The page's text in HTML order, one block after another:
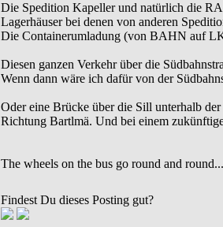
Die Spedition Kapeller und natürlich die
Lagerhäuser bei denen von anderen
Die Containerumladung (von BAHN auf
Diesen ganzen Verkehr über die
Wenn dann wäre ich dafür von der
Oder eine Brücke über die Sill unterhalb
Richtung Bartlmä. Und bei einem
The wheels on the bus go round and
Findest Du dieses Posting gut?